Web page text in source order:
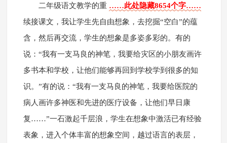
二年级语文教学的重 ……此处隐藏8654个字……
续接课文，我让学生先自由想象，去挖掘“空白”的蕴
含，然后再交流，学生的想象是多姿多彩的。有的
说：“我有一支马良的神笔，我要给灾区的小朋友画许
多书本和学校，让他们能够再回到学校学到很多的知
识。”有的说：“我有一支马良的神笔，我要给医院的
病人画许多神医和先进的医疗设备，让他们早日康
复……”一石激起千层浪，学生在想象中激活已有经验
表象，进入个体丰富的想象空间，越过语言的表层，